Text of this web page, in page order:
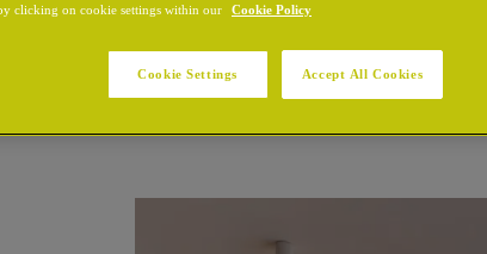
clicking on cookie settings within our
Cookie Policy
Cookie Settings Accept All Cookies